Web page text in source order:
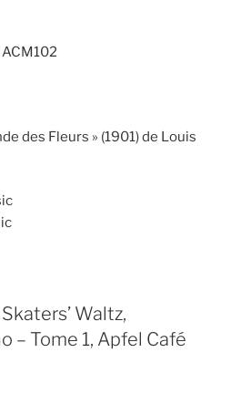
des Fleurs » (1901) de Louis
Waltz,
– Tome 1, Apfel Café